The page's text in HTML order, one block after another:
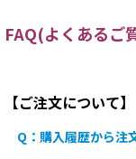
FAQ(よくあるご
【ご注文について】
Q：購入履歴から注